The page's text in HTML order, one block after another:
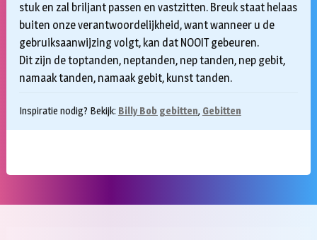
stuk en zal briljant passen en vastzitten. Breuk staat helaas
buiten onze verantwoordelijkheid, want wanneer u de
gebruiksaanwijzing volgt, kan dat NOOIT gebeuren.
Dit zijn de toptanden, neptanden, nep tanden, nep gebit,
namaak tanden, namaak gebit, kunst tanden.
Inspiratie nodig? Bekijk: Billy Bob gebitten, Gebitten